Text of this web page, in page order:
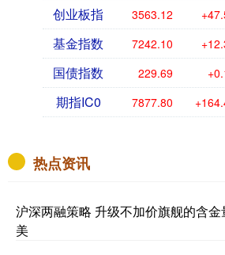
创业板指 3563.12
基金指数 7242.10
国债指数 229.69
期指IC0 7877.80
热点资讯
沪深两融策略 升级不加价旗舰的含
美